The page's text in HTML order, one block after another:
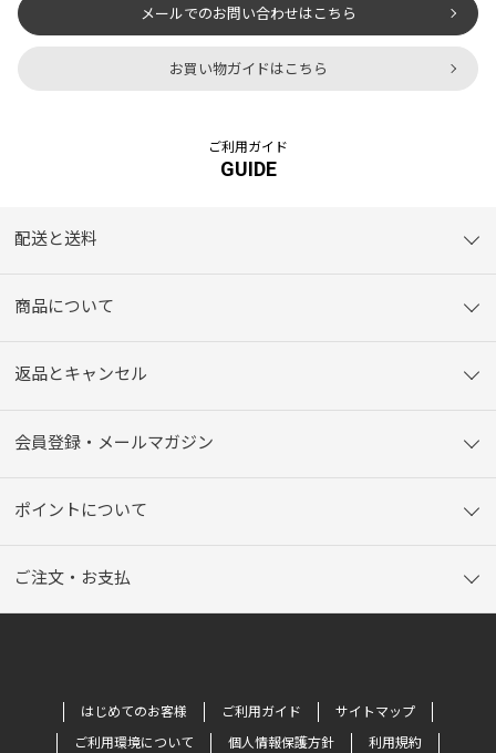
メールでのお問い合わせはこちら
お買い物ガイドはこちら
ご利用ガイド
GUIDE
配送と送料
商品について
返品とキャンセル
会員登録・メールマガジン
ポイントについて
ご注文・お支払
はじめてのお客様 ご利用ガイド
サイトマップ
ご利用環境について
個人情報保護方針 利用規約